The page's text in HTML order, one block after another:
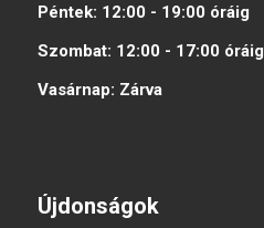
Péntek: 12:00 - 19:00 óráig
Szombat: 12:00 - 17:00 óráig
Vasárnap: Zárva
Újdonságok